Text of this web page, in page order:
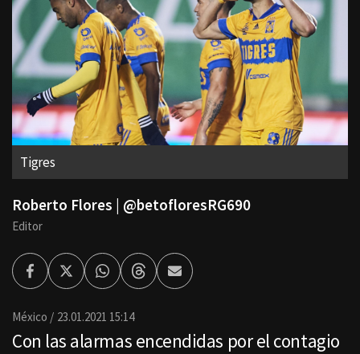
Tigres
Roberto Flores | @betofloresRG690
Editor
FacebookTwitterWhatsappThreadsEnviar
por
México 23.01.2021 15:14
Con las alarmas encendidas por el contagio